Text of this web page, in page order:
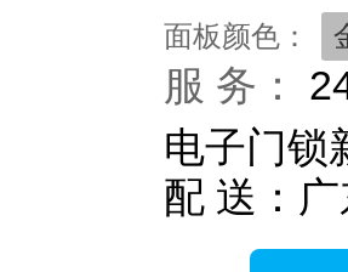
面板颜色：
服 务：
电子门锁
配 送：